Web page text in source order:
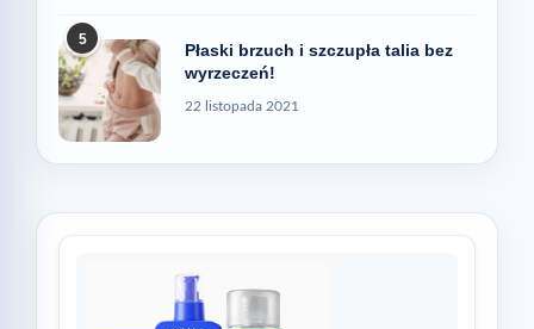
5
Płaski brzuch i szczupła talia bez
wyrzeczeń!
22 listopada 2021